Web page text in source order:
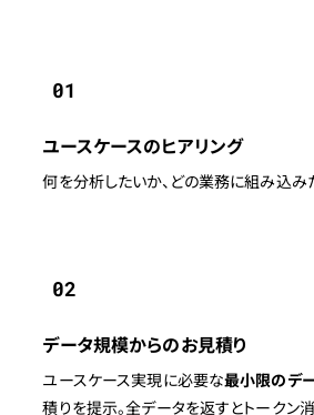
01
ユースケースのヒアリング
何を分析したいか、どの業務に組み込み
02
データ規模からのお見積り
ユースケース実現に必要な最小限のデ
積りを提示。全データを返すとトークン